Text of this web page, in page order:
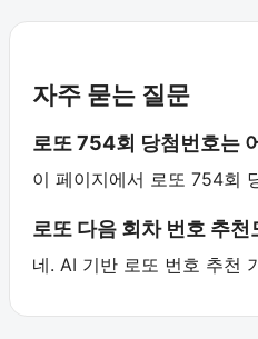
자주 묻는 질문
로또 754회 당첨번호는
이 페이지에서 로또 754회
로또 다음 회차 번호 추
네. AI 기반 로또 번호 추천